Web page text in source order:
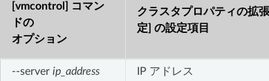
[vmcontrol] コマン
ドの
オプション
クラスタプロパティの拡
定] の設定項目
--server ip_address IP アドレス